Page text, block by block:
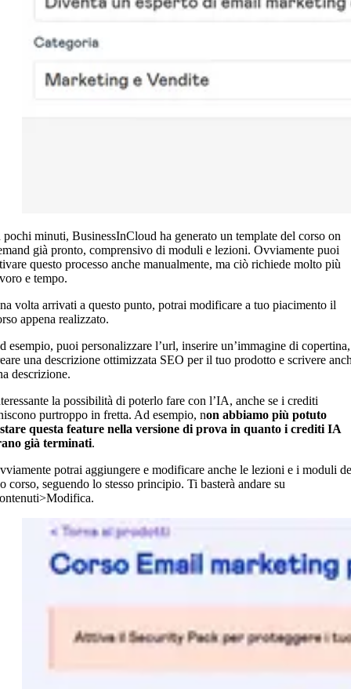
pochi minuti, BusinessInCloud ha generato un template del corso on
già pronto, comprensivo di moduli e lezioni. Ovviamente puoi
questo processo anche manualmente, ma ciò richiede molto più
e tempo.
volta arrivati a questo punto, potrai modificare a tuo piacimento il
appena realizzato.
esempio, puoi personalizzare l’url, inserire un’immagine di copertina,
una descrizione ottimizzata SEO per il tuo prodotto e scrivere
descrizione.
la possibilità di poterlo fare con l’IA, anche se i crediti
purtroppo in fretta. Ad esempio, non abbiamo più potuto
questa feature nella versione di prova in quanto i crediti IA
già terminati.
potrai aggiungere e modificare anche le lezioni e i moduli
corso, seguendo lo stesso principio. Ti basterà andare su